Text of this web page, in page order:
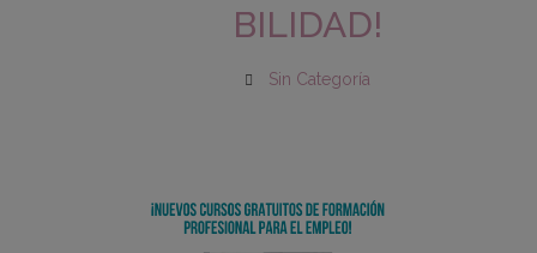
BILIDAD!
Sin Categoría